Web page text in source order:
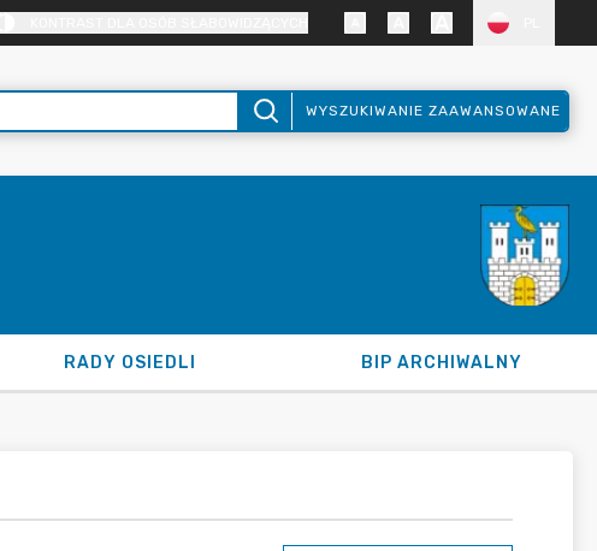
WYSZUKIWANIE ZAAWANSOWANE
RADY OSIEDLI BIP ARCHIWALNY